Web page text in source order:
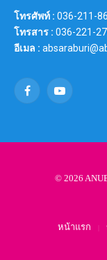
โทรศัพท์ : 036-211-
โทรสาร : 036-221-
อีเมล :
FacebookYouTube
© 2026
หน้าแรก